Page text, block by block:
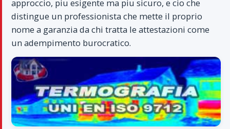
approccio, piu esigente ma piu sicuro, e cio che
distingue un professionista che mette il proprio
nome a garanzia da chi tratta le attestazioni come
un adempimento burocratico.